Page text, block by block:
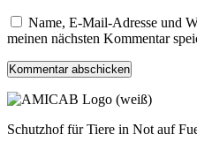
Name, E-Mail-Adresse und
meinen nächsten Kommentar
Schutzhof für Tiere in Not auf